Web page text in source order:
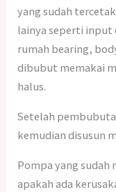
yang sudah
lainya seperti
rumah bearing,
dibubut memakai
halus.
Setelah
kemudian disusun
Pompa yang sudah
apakah ada